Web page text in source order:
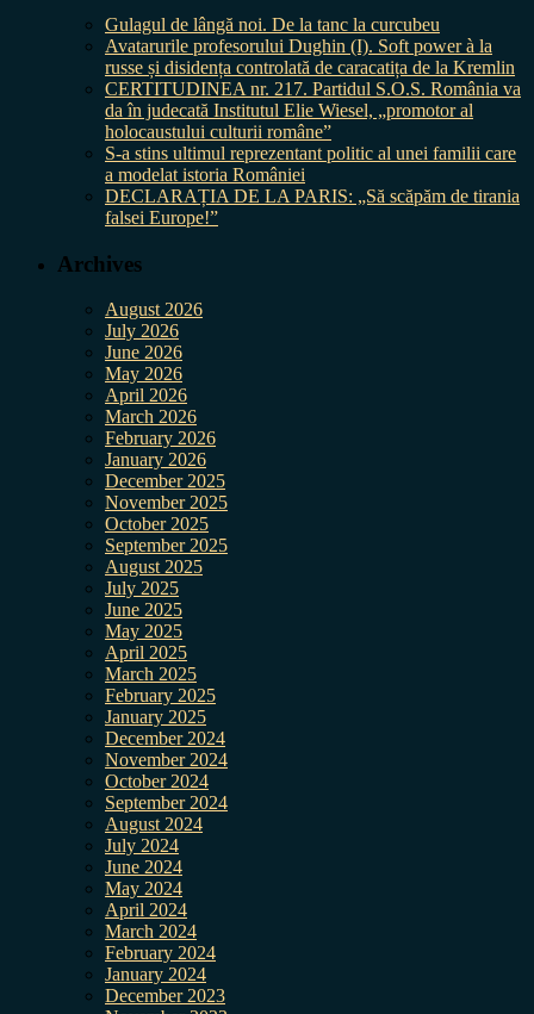
Gulagul de lângă noi. De la tanc la curcubeu
Avatarurile profesorului Dughin (I). Soft power à la
russe și disidența controlată de caracatița de la Kremlin
CERTITUDINEA nr. 217. Partidul S.O.S. România va
da în judecată Institutul Elie Wiesel, „promotor al
holocaustului culturii române”
S-a stins ultimul reprezentant politic al unei familii care
a modelat istoria României
DECLARAȚIA DE LA PARIS: „Să scăpăm de tirania
falsei Europe!”
Archives
August 2026
July 2026
June 2026
May 2026
April 2026
March 2026
February 2026
January 2026
December 2025
November 2025
October 2025
September 2025
August 2025
July 2025
June 2025
May 2025
April 2025
March 2025
February 2025
January 2025
December 2024
November 2024
October 2024
September 2024
August 2024
July 2024
June 2024
May 2024
April 2024
March 2024
February 2024
January 2024
December 2023